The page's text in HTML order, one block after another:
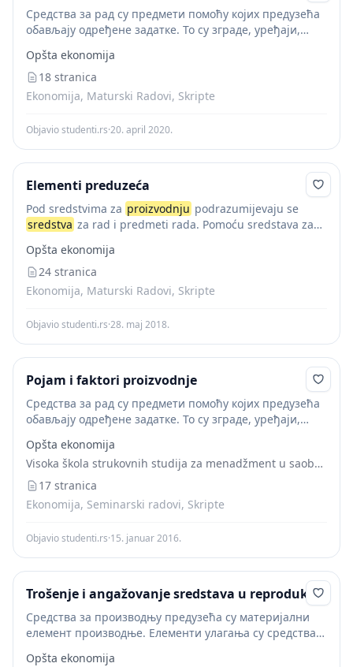
Средства за рад су предмети помоћу којих предузећа
обављају одређене задатке. То су зграде, уређаји,
основни циљ и задатак, и постигло што...
Opšta ekonomija
18 stranica
Ekonomija, Maturski Radovi, Skripte
Objavio studenti.rs·20. april 2020.
Elementi preduzeća
Pod sredstvima za proizvodnju podrazumijevaju se
sredstva za rad i predmeti rada. Pomoću sredstava za
možemo podijeliti u 3 osnovne grupe:...
Opšta ekonomija
24 stranica
Ekonomija, Maturski Radovi, Skripte
Objavio studenti.rs·28. maj 2018.
Pojam i faktori proizvodnje
Средства за рад су предмети помоћу којих предузећа
обављају одређене задатке. То су зграде, уређаји,
основни циљ и задатак, и постигло што...
Opšta ekonomija
Visoka škola strukovnih studija za menadžment u saobraćaju
17 stranica
Ekonomija, Seminarski radovi, Skripte
Objavio studenti.rs·15. januar 2016.
Trošenje i angažovanje sredstava u reprodukciji
Средства за производњу предузећа су материјални
елемент производње. Елементи улагања су средства
Opšta ekonomija